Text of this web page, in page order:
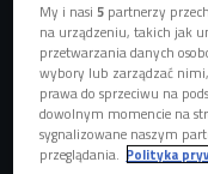
Ryan Cochran-Siegle
W piątek, 6 lutego
Zimowych Igrzysk
Mediolanie oraz
My i nasi5 partnerzy
na urządzeniu, takich jak
przetwarzania danych
wybory lub zarządzać
prawa do sprzeciwu na
dowolnym momencie na
sygnalizowane naszym
przeglądania. Polityka